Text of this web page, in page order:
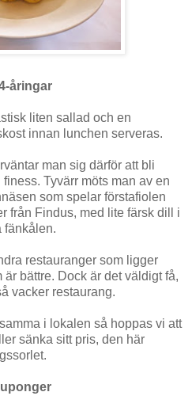
åringar
liten sallad och en
innan lunchen serveras.
man sig därför att bli
Tyvärr möts man av en
som spelar förstafiolen
från Findus, med lite färsk dill i
fänkålen.
restauranger som ligger
bättre. Dock är det väldigt få,
vacker restaurang.
i lokalen så hoppas vi att
sänka sitt pris, den här